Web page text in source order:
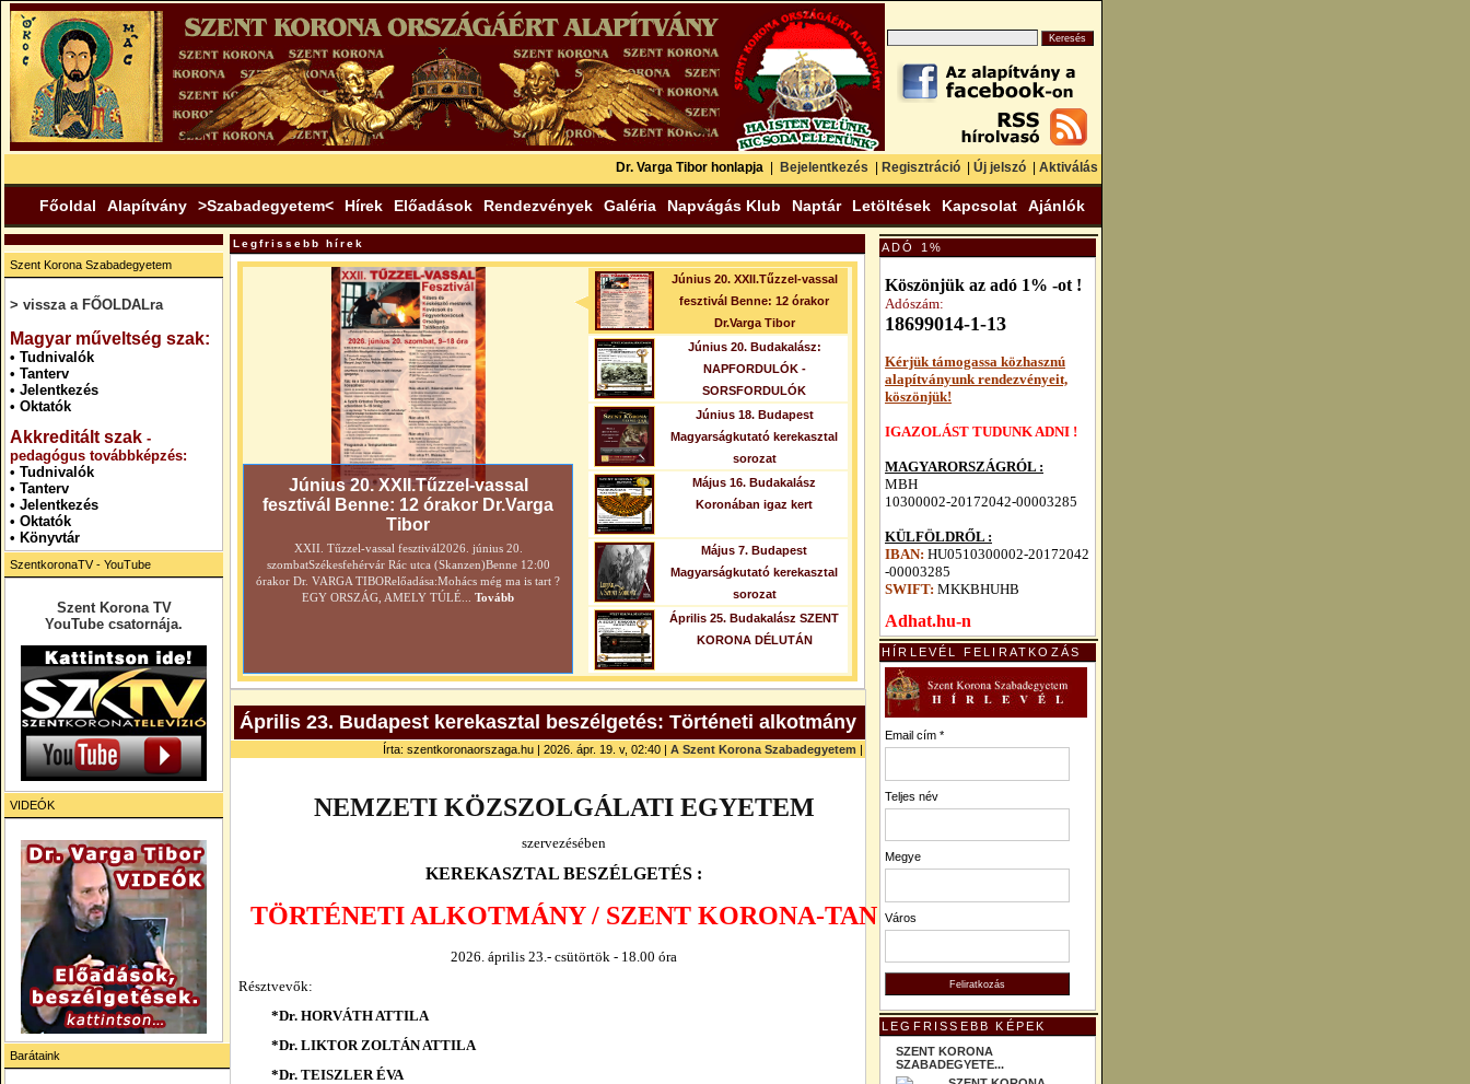
Dr. Varga Tibor honlapja Bejelentkezés Regisztráció Új jelszó Aktiválás
Főoldal Alapítvány >Szabadegyetem< Hírek Előadások Rendezvények Galéria Napvágás Klub Naptár Letöltések Kapcsolat Ajánlók
Szent Korona Szabadegyetem
> vissza a FŐOLDALra
Magyar műveltség szak:
• Tudnivalók
• Tanterv
• Jelentkezés
• Oktatók
Akkreditált szak -
pedagógus továbbképzés:
• Tudnivalók
• Tanterv
• Jelentkezés
• Oktatók
• Könyvtár
SzentkoronaTV - YouTube
Szent Korona TV
YouTube csatornája.
VIDEÓK
Barátaink
Legfrissebb hírek
Június 20. XXII.Tűzzel-vassal
fesztivál Benne: 12 órakor
Dr.Varga Tibor
Június 20. Budakalász:
NAPFORDULÓK -
SORSFORDULÓK
Június 18. Budapest
Magyarságkutató kerekasztal
sorozat
Május 16. Budakalász
Koronában igaz kert
Május 7. Budapest
Magyarságkutató kerekasztal
sorozat
Április 25. Budakalász SZENT
KORONA DÉLUTÁN
Június 20. XXII.Tűzzel-vassal
fesztivál Benne: 12 órakor Dr.Varga
Tibor
XXII. Tűzzel-vassal fesztivál2026. június 20.
szombatSzékesfehérvár Rác utca (Skanzen)Benne 12:00
órakor Dr. VARGA TIBORelőadása:Mohács még ma is tart ?
EGY ORSZÁG, AMELY TÚLÉ...
Tovább
Április 23. Budapest kerekasztal beszélgetés: Történeti alkotmány
Írta: szentkoronaorszaga.hu | 2026. ápr. 19. v, 02:40 | A Szent Korona Szabadegyetem |
NEMZETI KÖZSZOLGÁLATI EGYETEM
szervezésében
KEREKASZTAL BESZÉLGETÉS :
TÖRTÉNETI ALKOTMÁNY / SZENT KORONA-TAN
2026. április 23.- csütörtök - 18.00 óra
Résztvevők:
*Dr. HORVÁTH ATTILA
*Dr. LIKTOR ZOLTÁN ATTILA
*Dr. TEISZLER ÉVA
ADÓ 1%
Köszönjük az adó 1% -ot !
Adószám:
18699014-1-13
Kérjük támogassa közhasznú
alapítványunkrendezvényeit,
köszönjük!
IGAZOLÁST TUDUNK ADNI !
MAGYARORSZÁGRÓL :
MBH
10300002-20172042-00003285
KÜLFÖLDRŐL :
IBAN: HU0510300002-20172042
-00003285
SWIFT: MKKBHUHB
Adhat.hu-n
HÍRLEVÉL FELIRATKOZÁS
Email cím *
Teljes név
Megye
Város
LEGFRISSEBB KÉPEK
SZENT KORONA
SZABADEGYETE...